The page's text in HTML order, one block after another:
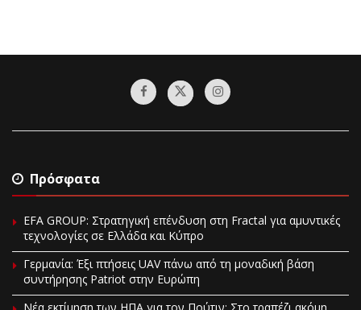
Πρόσφατα
EFA GROUP: Στρατηγική επένδυση στη Fractal για αμυντικές
τεχνολογίες σε Ελλάδα και Κύπρο
Γερμανία: Έξι πτήσεις UAV πάνω από τη μοναδική βάση
συντήρησης Patriot στην Ευρώπη
Νέα εκτίμηση των ΗΠΑ για τον Πούτιν: Στο τραπέζι ακόμη